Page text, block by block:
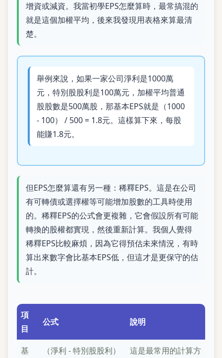
增資或減資。我當初學EPS怎麼算時，最常搞混的
就是這個加權平均，後來我發現用表格來算最清
楚。
舉例來說，如果一家公司淨利是1000萬
元，特別股股利是100萬元，加權平均普通
股股數是500萬股，那基本EPS就是（1000
- 100） / 500 = 1.8元。這樣算下來，每股
能賺1.8元。
但EPS怎麼算還有另一種：稀釋EPS。這是在公司
有可轉債或選擇權等可能增加股數的工具時使用
的。稀釋EPS的公式會更複雜，它會假設所有可能
轉換的股權都實現，然後重新計算。我個人覺得
稀釋EPS比較麻煩，因為它得預估未來情況，有時
算出來數字會比基本EPS低，但這才是更保守的估
計。
項
目
公式 說明
基 （淨利 - 特別股股利） 這是最常用的計算方